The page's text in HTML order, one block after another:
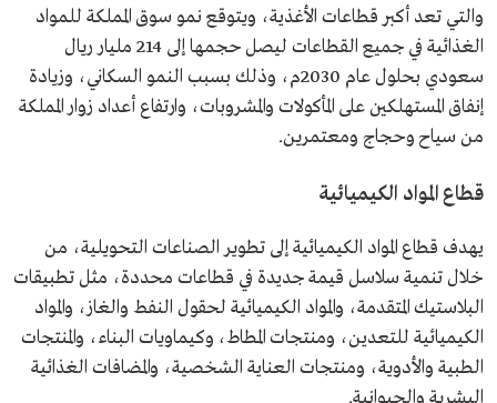
والتي تعد أكبر قطاعات الأغذية، ويتوقع نمو سوق المملكة للمواد
الغذائية في جميع القطاعات ليصل حجمها إلى 214 مليار ريال
سعودي بحلول عام 2030م، وذلك بسبب النمو السكاني، وزيادة
إنفاق المستهلكين على المأكولات والمشروبات، وارتفاع أعداد زوار المملكة
من سياح وحجاج ومعتمرين.
قطاع المواد الكيميائية
يهدف قطاع المواد الكيميائية إلى تطوير الصناعات التحويلية، من
خلال تنمية سلاسل قيمة جديدة في قطاعات محددة، مثل تطبيقات
البلاستيك المتقدمة، والمواد الكيميائية لحقول النفط والغاز، والمواد
الكيميائية للتعدين، ومنتجات المطاط، وكيماويات البناء، والمنتجات
الطبية والأدوية، ومنتجات العناية الشخصية، والمضافات الغذائية
البشرية والحيوانية.